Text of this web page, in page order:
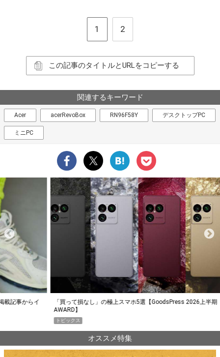
1 2
この記事のタイトルとURLをコピーする
関連するキーワード
Acer acerRevoBox RN96F58Y デスクトップPC
ミニPC
イ
「買って損なし」の極上スマホ5選【GoodsPress 2026上半期
薄着
オススメ特集